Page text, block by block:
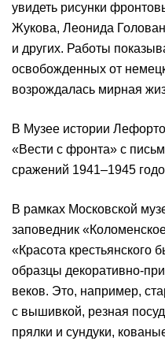
увидеть рисунки
Жукова, Леонида
и других. Работы
освобожденных от
возрождалась мирная
В Музее истории
«Вести с фронта» с
сражений 1941–1945
В рамках Московской
заповедник
«Красота крестьянского
образцы декоративно-
веков. Это, например,
с вышивкой, резная
прялки и сундуки,